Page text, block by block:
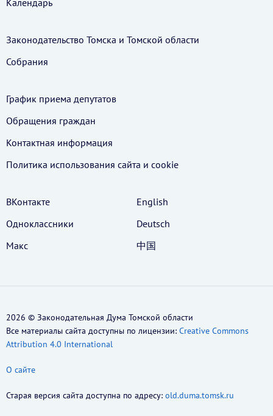
Законодательство Томска и Томской области
Собрания
График приема депутатов
Обращения граждан
Контактная информация
Политика использования cайта и cookie
ВКонтакте
Одноклассники
Макс
English
Deutsch
中国
2026 © Законодательная Дума Томской области
Все материалы сайта доступны по лицензии: Creative Commons
Attribution 4.0 International
О сайте
Старая версия сайта доступна по адресу: old.duma.tomsk.ru